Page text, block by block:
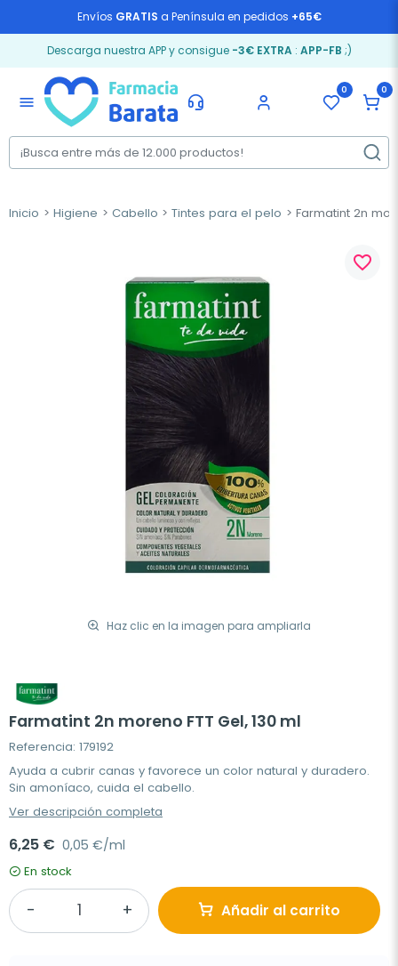
Envíos GRATIS a Península en pedidos +65€
Descarga nuestra APP y consigue -3€ EXTRA: APP-FB ;)
menu
0 0
Inicio Higiene Cabello Tintes para el pelo Farmatint 2n
Haz clic en la imagen para ampliarla
favorite_border
Farmatint 2n moreno FTT Gel, 130 ml
Referencia: 179192
Ayuda a cubrir canas y favorece un color natural y duradero.
Sin amoníaco, cuida el cabello.
Ver descripción completa
6,25 € 0,05 €/ml
En stock
Añadir al carrito